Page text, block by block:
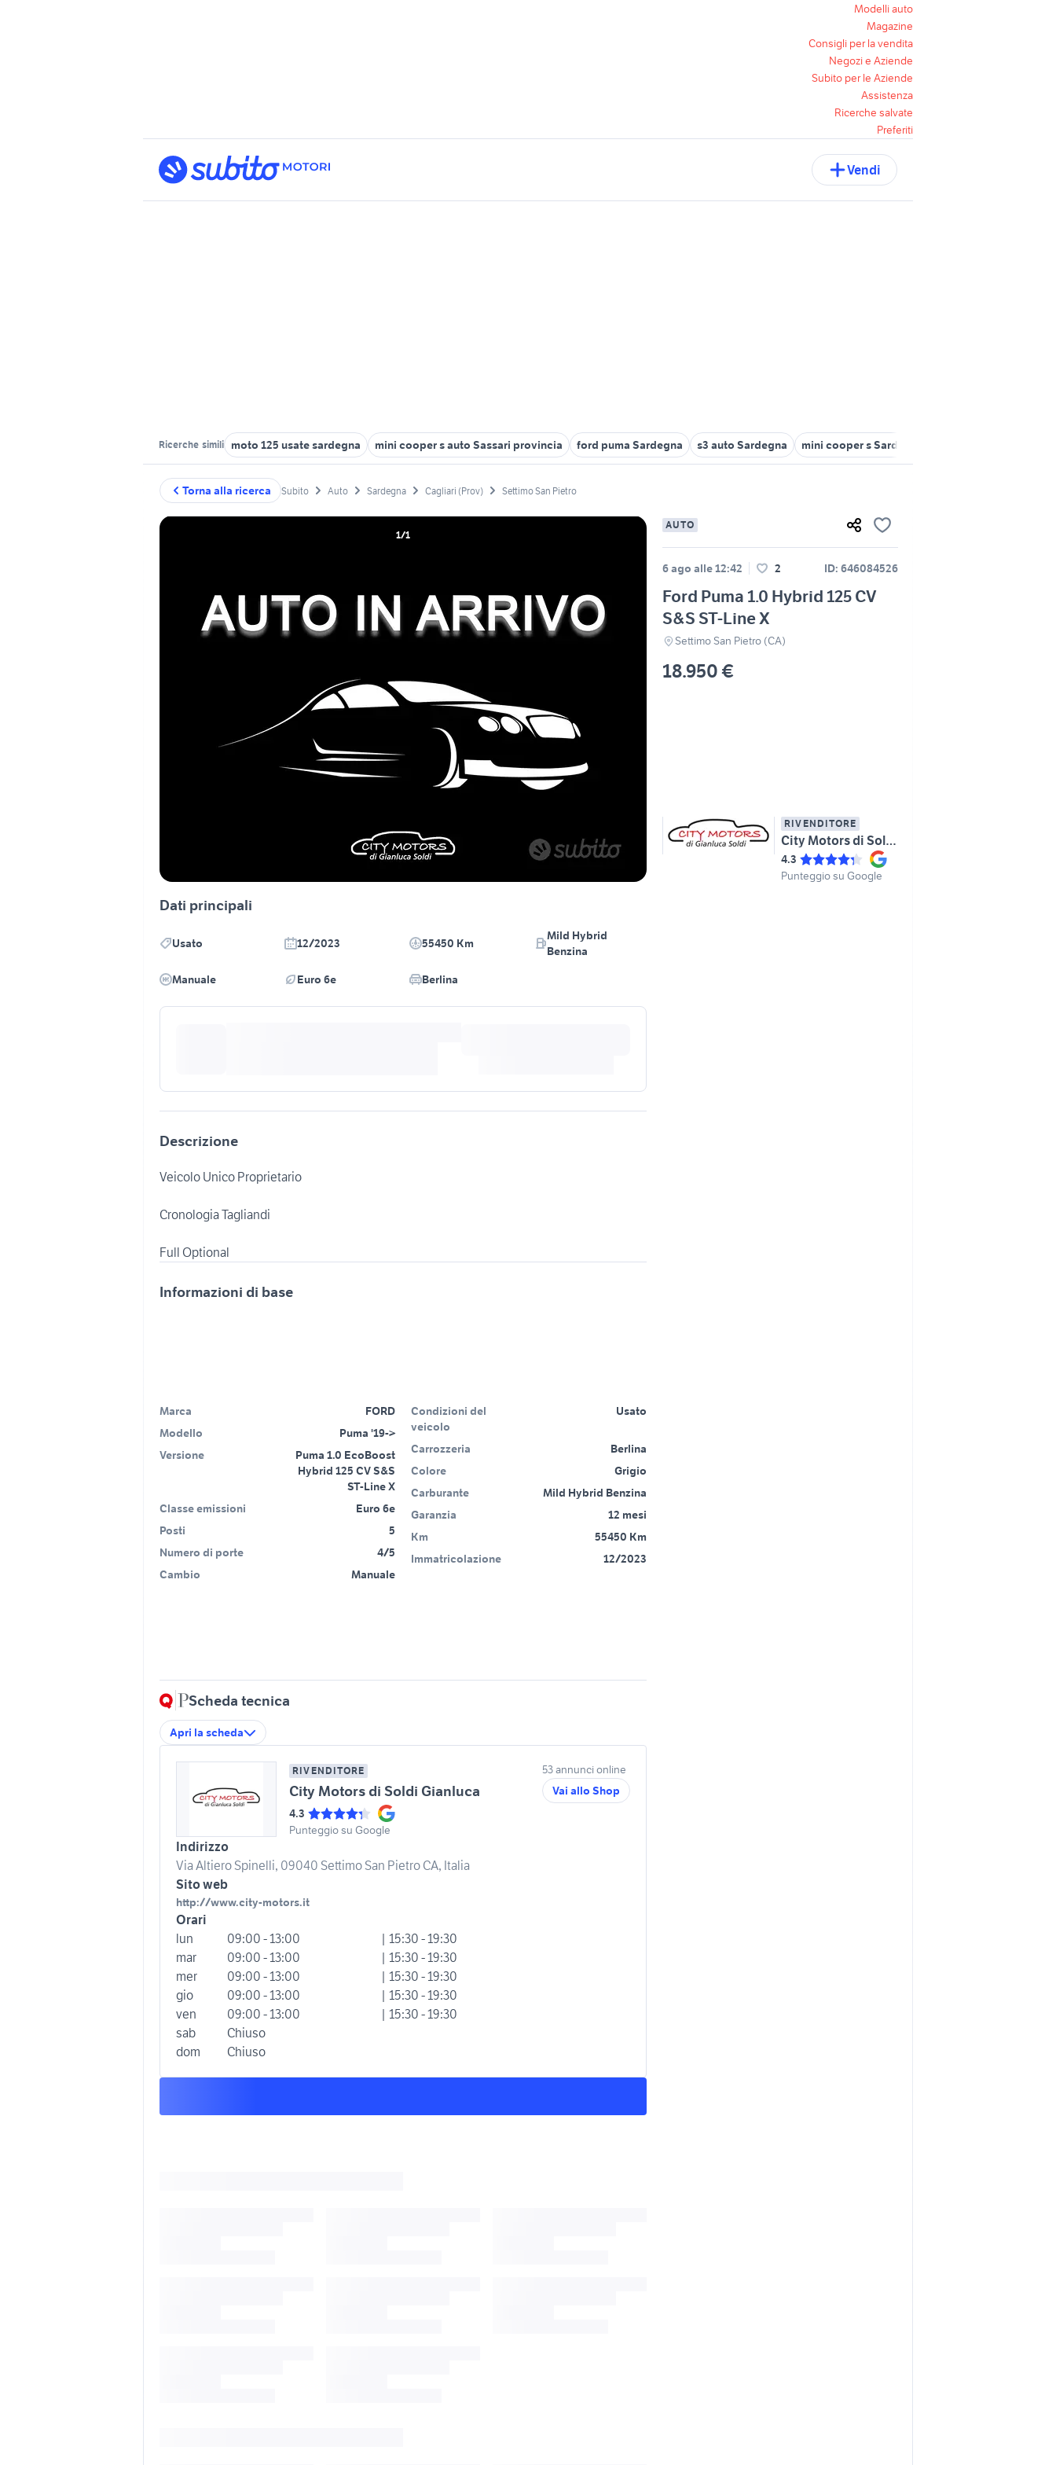
Modelli auto
Magazine
Consigli per la vendita
Negozi e Aziende
Subito per le Aziende
Assistenza
Ricerche salvate
Preferiti
Vendi
Ricerche simili moto 125 usate sardegna mini cooper s auto Sassari provincia ford puma Sardegna s3 auto Sardegna mini cooper s Sardegna
Torna alla ricerca Subito Auto Sardegna Cagliari (Prov) Settimo San Pietro
1/1
AUTO
6 ago alle 12:42 2 ID: 646084526
Ford Puma 1.0 Hybrid 125 CV
S&S ST-Line X
Settimo San Pietro (CA)
18.950 €
RIVENDITORE
City Motors di Soldi Gianluca
4.3
Punteggio su Google
Dati principali
Usato 12/2023 55450 Km
Mild Hybrid
Benzina
Manuale
Euro 6e Berlina
Descrizione
Veicolo Unico Proprietario
Cronologia Tagliandi
Informazioni di base
Marca
FORD
Modello
Puma '19->
Versione
Puma 1.0 EcoBoost
Hybrid 125 CV S&S
ST-Line X
Classe emissioni
Euro 6e
Posti
5
Numero di porte
4/5
Cambio
Manuale
Condizioni del
veicolo
Usato
Carrozzeria
Berlina
Colore
Grigio
Carburante
Mild Hybrid Benzina
Garanzia
12 mesi
Km
55450 Km
Immatricolazione
12/2023
Scheda tecnica
Apri la scheda
RIVENDITORE
City Motors di Soldi Gianluca
4.3
Punteggio su Google
Indirizzo
Via Altiero Spinelli, 09040 Settimo San Pietro CA, Italia
Sito web
http://www.city-motors.it
Orari
lun
09:00 - 13:00
| 15:30 - 19:30
mar
09:00 - 13:00
| 15:30 - 19:30
mer
09:00 - 13:00
| 15:30 - 19:30
gio
09:00 - 13:00
| 15:30 - 19:30
ven
09:00 - 13:00
| 15:30 - 19:30
sab
Chiuso
dom
Chiuso
53 annunci online
Vai allo Shop